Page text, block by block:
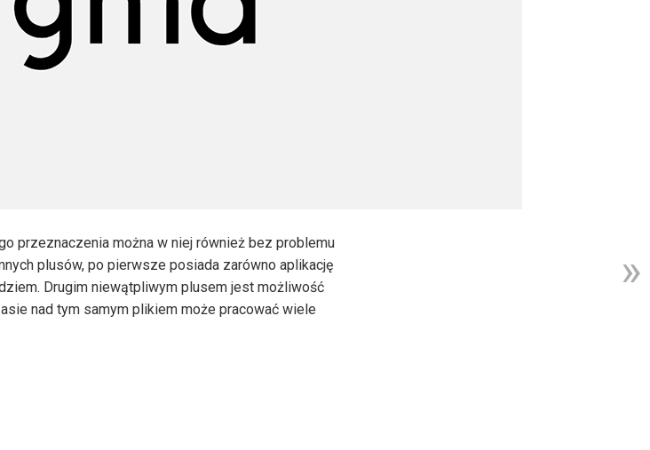
przeznaczenia można w niej również bez problemu
plusów, po pierwsze posiada zarówno aplikację
Drugim niewątpliwym plusem jest możliwość
nad tym samym plikiem może pracować wiele